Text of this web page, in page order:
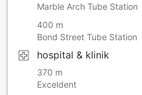
Marble Arch Tube Station
400 m
Bond Street Tube Station
hospital & klinik
370 m
Exceldent